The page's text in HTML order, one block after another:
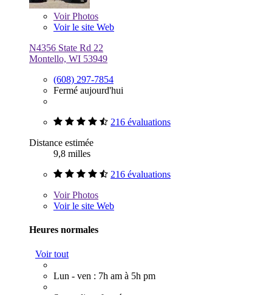
VoirPhotos
Voir le site Web
N4356 State Rd 22
Montello, WI 53949
(608) 297-7854
Fermé aujourd'hui
216 évaluations
Distance estimée
9,8 milles
216 évaluations
VoirPhotos
Voir le site Web
Heures normales
Voir tout
Lun - ven : 7h am à 5h pm